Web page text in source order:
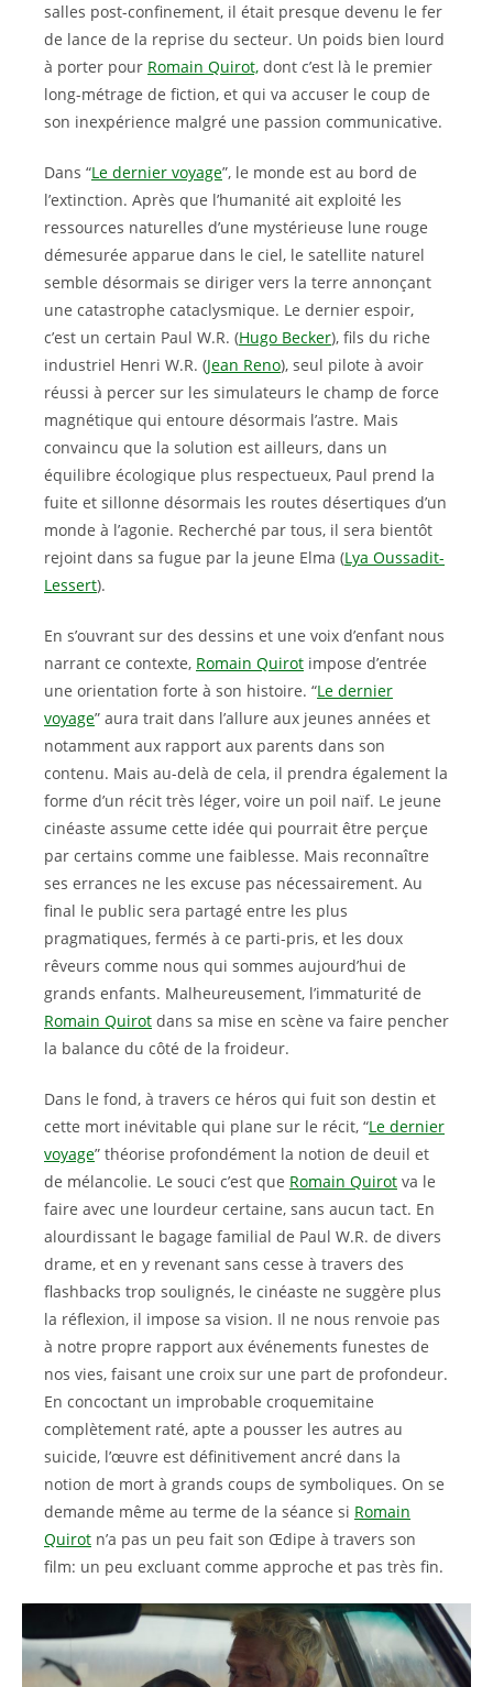
salles post-confinement, il était presque devenu le fer
de lance de la reprise du secteur. Un poids bien lourd
à porter pour Romain Quirot, dont c’est là le premier
long-métrage de fiction, et qui va accuser le coup de
son inexpérience malgré une passion communicative.
Dans “Le dernier voyage”, le monde est au bord de
l’extinction. Après que l’humanité ait exploité les
ressources naturelles d’une mystérieuse lune rouge
démesurée apparue dans le ciel, le satellite naturel
semble désormais se diriger vers la terre annonçant
une catastrophe cataclysmique. Le dernier espoir,
c’est un certain Paul W.R. (Hugo Becker), fils du riche
industriel Henri W.R. (Jean Reno), seul pilote à avoir
réussi à percer sur les simulateurs le champ de force
magnétique qui entoure désormais l’astre. Mais
convaincu que la solution est ailleurs, dans un
équilibre écologique plus respectueux, Paul prend la
fuite et sillonne désormais les routes désertiques d’un
monde à l’agonie. Recherché par tous, il sera bientôt
rejoint dans sa fugue par la jeune Elma (Lya Oussadit-
Lessert).
En s’ouvrant sur des dessins et une voix d’enfant nous
narrant ce contexte, Romain Quirot impose d’entrée
une orientation forte à son histoire. “Le dernier
voyage” aura trait dans l’allure aux jeunes années et
notamment aux rapport aux parents dans son
contenu. Mais au-delà de cela, il prendra également la
forme d’un récit très léger, voire un poil naïf. Le jeune
cinéaste assume cette idée qui pourrait être perçue
par certains comme une faiblesse. Mais reconnaître
ses errances ne les excuse pas nécessairement. Au
final le public sera partagé entre les plus
pragmatiques, fermés à ce parti-pris, et les doux
rêveurs comme nous qui sommes aujourd’hui de
grands enfants. Malheureusement, l’immaturité de
Romain Quirot dans sa mise en scène va faire pencher
la balance du côté de la froideur.
Dans le fond, à travers ce héros qui fuit son destin et
cette mort inévitable qui plane sur le récit, “Le dernier
voyage” théorise profondément la notion de deuil et
de mélancolie. Le souci c’est que Romain Quirot va le
faire avec une lourdeur certaine, sans aucun tact. En
alourdissant le bagage familial de Paul W.R. de divers
drame, et en y revenant sans cesse à travers des
flashbacks trop soulignés, le cinéaste ne suggère plus
la réflexion, il impose sa vision. Il ne nous renvoie pas
à notre propre rapport aux événements funestes de
nos vies, faisant une croix sur une part de profondeur.
En concoctant un improbable croquemitaine
complètement raté, apte a pousser les autres au
suicide, l’œuvre est définitivement ancré dans la
notion de mort à grands coups de symboliques. On se
demande même au terme de la séance si Romain
Quirot n’a pas un peu fait son Œdipe à travers son
film: un peu excluant comme approche et pas très fin.